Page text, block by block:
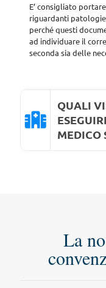
E’ consigliato
riguardanti
perché questi
ad individuare il
seconda sia delle
QUALI
MEDICO
La